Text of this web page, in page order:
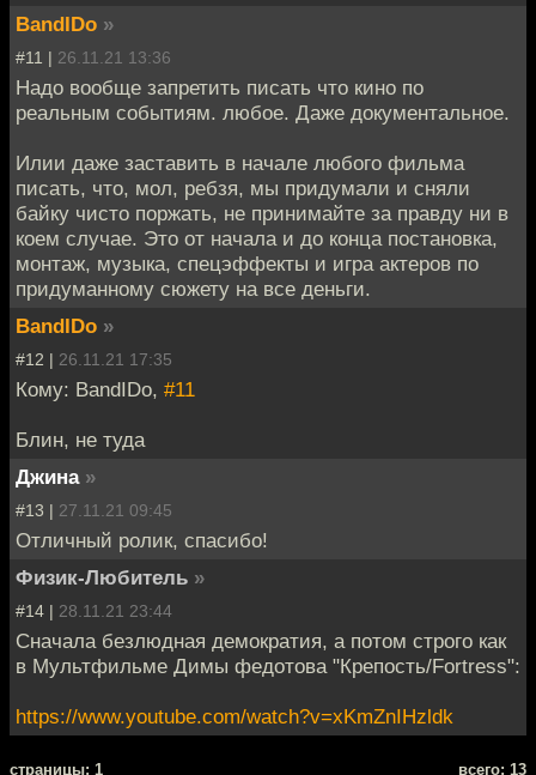
BandIDo »
#11 | 26.11.21 13:36
Надо вообще запретить писать что кино по
реальным событиям. любое. Даже документальное.
Илии даже заставить в начале любого фильма
писать, что, мол, ребзя, мы придумали и сняли
байку чисто поржать, не принимайте за правду ни в
коем случае. Это от начала и до конца постановка,
монтаж, музыка, спецэффекты и игра актеров по
придуманному сюжету на все деньги.
BandIDo »
#12 | 26.11.21 17:35
Кому: BandIDo, #11
Блин, не туда
Джина »
#13 | 27.11.21 09:45
Отличный ролик, спасибо!
Физик-Любитель »
#14 | 28.11.21 23:44
Сначала безлюдная демократия, а потом строго как
в Мультфильме Димы федотова "Крепость/Fortress":
https://www.youtube.com/watch?v=xKmZnIHzldk
cтраницы: 1 всего: 13